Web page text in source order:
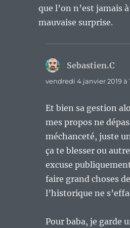
que l’on n’est jamais
mauvaise surprise.
Sebastien.C
vendredi 4 janvier 2019 à
Et bien sa gestion
mes propos ne
méchanceté, juste
ça te blesser ou
excuse
faire grand choses
l’historique ne
Pour baba, je garde